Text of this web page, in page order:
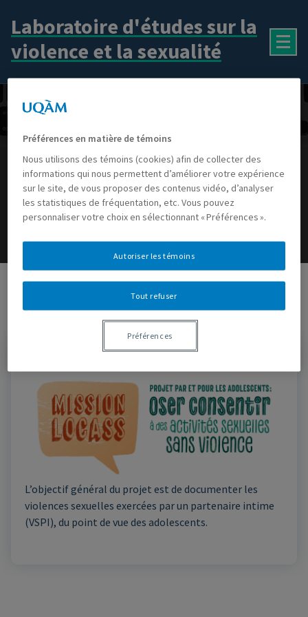
contenu
Laboratoire d'études sur la
violence et la sexualité
LOCASS
LOCASS
L’objectif général du projet est de documenter les
violences sexuelles exercées par un partenaire intime
(VSPI), du point de vue des adolescents.
Préférences en matière de témoins
Nous utilisons des témoins (cookies) afin de collecter des
informations qui nous permettent d’améliorer votre expérience
sur le site, de vous proposer des contenus vidéo, d’analyser
les statistiques de fréquentation, etc. Vous pouvez
personnaliser votre choix en sélectionnant « Préférences ».
Tout refuser
Autoriser les témoins
Préférences